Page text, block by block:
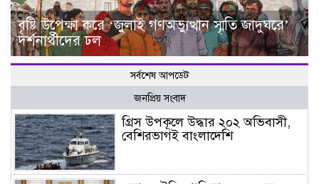
বৃষ্টি উপেক্ষা করে ‘জুলাই গণঅভ্যুত্থান স্মৃতি জাদুঘরে’
দর্শনার্থীদের ঢল
সর্বশেষ আপডেট
জনপ্রিয় সংবাদ
গ্রিস উপকূলে উদ্ধার ২০২ অভিবাসী,
বেশিরভাগই বাংলাদেশি